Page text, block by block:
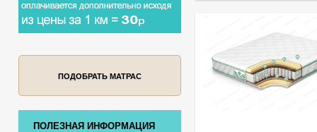
ПОДОБРАТЬ МАТРАС
ПОЛЕЗНАЯ ИНФОРМАЦИЯ